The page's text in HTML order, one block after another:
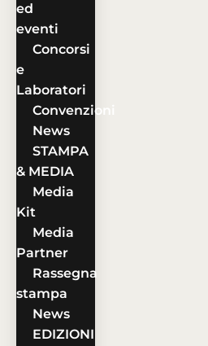
ed
eventi
Concorsi
e
Laboratori
Convenzioni
News
STAMPA
& MEDIA
Media
Kit
Media
Partner
Rassegna
stampa
News
EDIZIONI